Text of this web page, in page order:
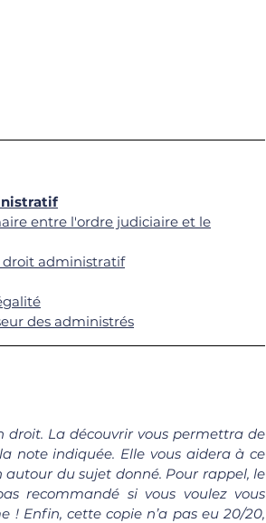
entre l'ordre judiciaire et le
droit administratif
des administrés
droit. La découvrir vous permettra de
note indiquée. Elle vous aidera à ce
du sujet donné. Pour rappel, le
recommandé si vous voulez vous
! Enfin, cette copie n’a pas eu 20/20,